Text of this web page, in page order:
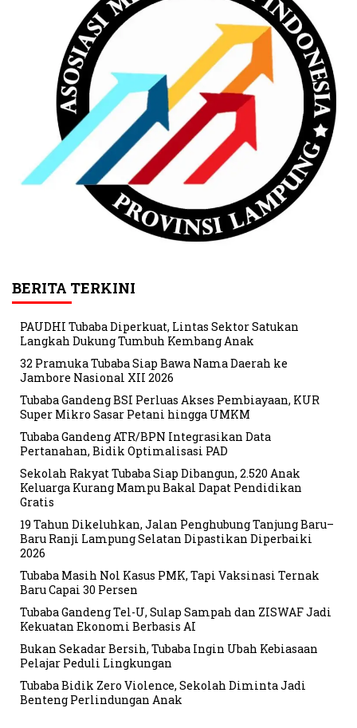
BERITA TERKINI
PAUDHI Tubaba Diperkuat, Lintas Sektor Satukan
Langkah Dukung Tumbuh Kembang Anak
32 Pramuka Tubaba Siap Bawa Nama Daerah ke
Jambore Nasional XII 2026
Tubaba Gandeng BSI Perluas Akses Pembiayaan, KUR
Super Mikro Sasar Petani hingga UMKM
Tubaba Gandeng ATR/BPN Integrasikan Data
Pertanahan, Bidik Optimalisasi PAD
Sekolah Rakyat Tubaba Siap Dibangun, 2.520 Anak
Keluarga Kurang Mampu Bakal Dapat Pendidikan
Gratis
19 Tahun Dikeluhkan, Jalan Penghubung Tanjung Baru–
Baru Ranji Lampung Selatan Dipastikan Diperbaiki
2026
Tubaba Masih Nol Kasus PMK, Tapi Vaksinasi Ternak
Baru Capai 30 Persen
Tubaba Gandeng Tel-U, Sulap Sampah dan ZISWAF Jadi
Kekuatan Ekonomi Berbasis AI
Bukan Sekadar Bersih, Tubaba Ingin Ubah Kebiasaan
Pelajar Peduli Lingkungan
Tubaba Bidik Zero Violence, Sekolah Diminta Jadi
Benteng Perlindungan Anak